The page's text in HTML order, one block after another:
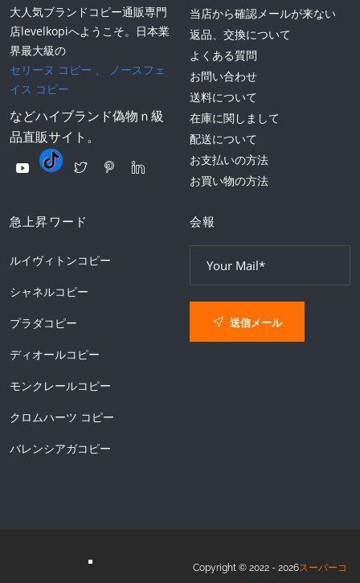
大人気ブランドコピー通販専門
店levelkopiへようこそ。日本業
界最大級の
セリーヌ コピー 、
ノースフェ
イス コピー
などハイブランド偽物ｎ級
品直販サイト。
当店から確認メールが来ない
返品、交換について
よくある質問
お問い合わせ
送料について
在庫に関しまして
配送について
お支払いの方法
お買い物の方法
急上昇ワード
ルイヴィトンコピー
シャネルコピー
プラダコピー
ディオールコピー
モンクレールコピー
クロムハーツ コピー
バレンシアガコピー
会報
送信メール
Copyright © 2022 - 2026スーパーコ